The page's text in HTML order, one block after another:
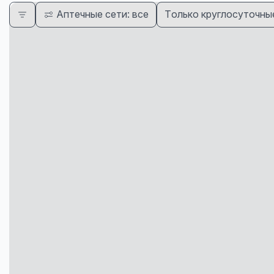
Аптечные сети: все Только